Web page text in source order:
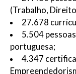
(Trabalho,
27.678
5.504
portuguesa;
4.347